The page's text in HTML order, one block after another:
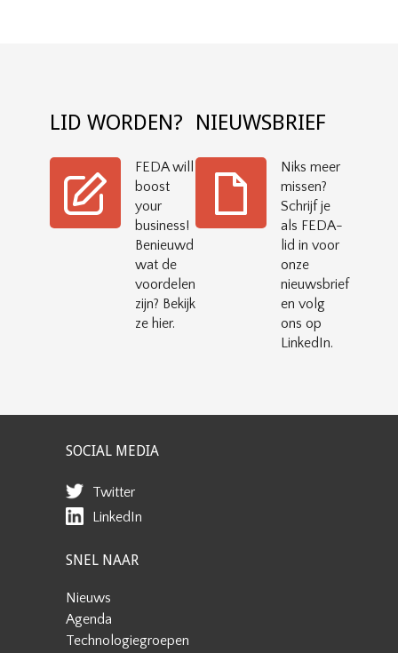
LID WORDEN?
FEDA will
boost
your
business!
Benieuwd
wat de
voordelen
zijn? Bekijk
ze hier.
NIEUWSBRIEF
Niks meer
missen?
Schrijf je
als FEDA-
lid in voor
onze
nieuwsbrief
en volg
ons op
LinkedIn.
SOCIAL MEDIA
Twitter
LinkedIn
SNEL NAAR
Nieuws
Agenda
Technologiegroepen